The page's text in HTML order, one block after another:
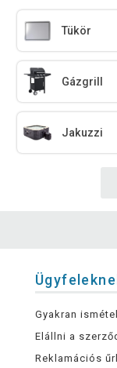
Tükör
Gázgrill
Jakuzzi
Gyakran
Elállni a
Reklamációs